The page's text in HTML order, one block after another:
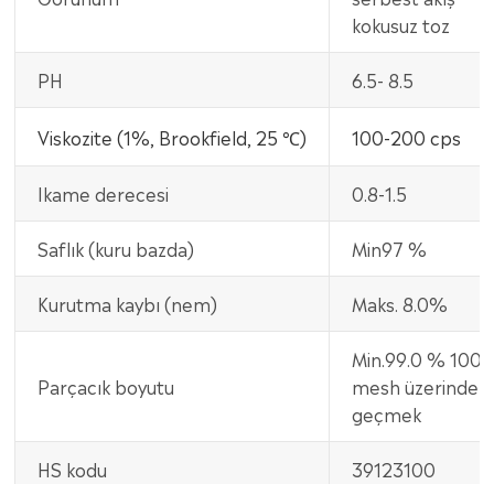
kokusuz toz
PH 6.5- 8.5
Viskozite (1%, Brookfield, 25 ℃) 100-200 cps
Ikame derecesi 0.8-1.5
Saflık (kuru bazda) Min97 %
Kurutma kaybı (nem) Maks. 8.0%
Parçacık boyutu
Min.99.0 % 100
mesh üzerinden
geçmek
HS kodu 39123100